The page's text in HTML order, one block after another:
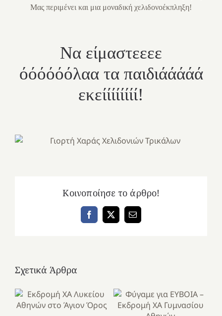
Μας περιμένει και μια μοναδική χελιδονοέκπληξη!
Να είμαστεεεε
όόόόόόλαα τα παιδιάάάάά
εκείίίίίίίί!
Κοινοποίησε το άρθρο!
Facebook
X Email
Σχετικά Άρθρα